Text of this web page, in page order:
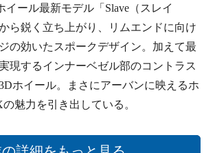
イール最新モデル「Slave（スレイ
ら鋭く立ち上がり、リムエンドに向け
の効いたスポークデザイン。加えて最
現するインナーベゼル部のコントラス
ホイール。まさにアーバンに映えるホ
魅力を引き出している。